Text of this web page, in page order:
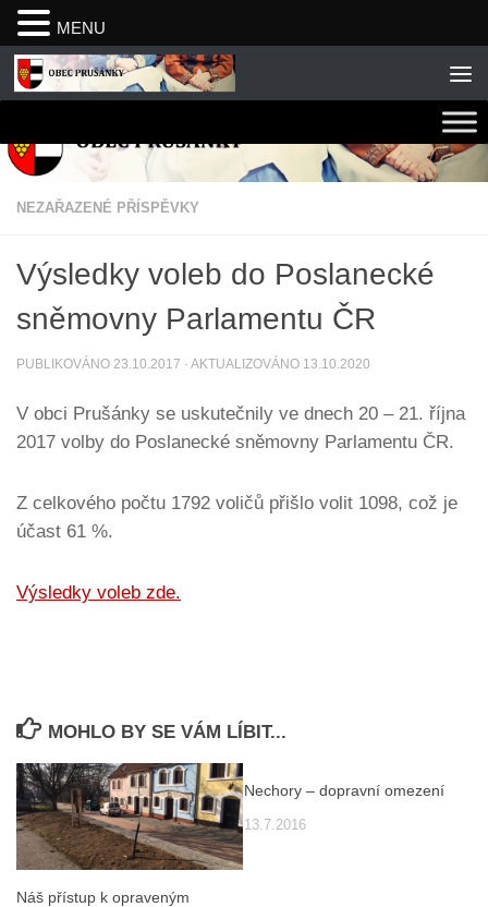
Skip to content
NEZAŘAZENÉ PŘÍSPĚVKY
Výsledky voleb do Poslanecké
sněmovny Parlamentu ČR
PUBLIKOVÁNO 23.10.2017 · AKTUALIZOVÁNO 13.10.2020
V obci Prušánky se uskutečnily ve dnech 20 – 21. října
2017 volby do Poslanecké sněmovny Parlamentu ČR.
Z celkového počtu 1792 voličů přišlo volit 1098, což je
účast 61 %.
Výsledky voleb zde.
MOHLO BY SE VÁM LÍBIT...
Náš přístup k opraveným
Nechory – dopravní omezení
13.7.2016
MENU